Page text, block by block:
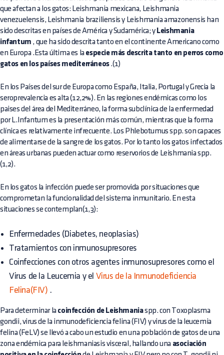
que afectan a los gatos: Leishmania mexicana, Leishmania
venezuelensis, Leishmania braziliensis y Leishmania amazonensis han
sido descritas en países de América y Sudamérica; y Leishmania
infantum , que ha sido descrita tanto en el continente Americano como
en Europa .Esta última es la especie más descrita tanto en perros como
gatos en los países mediterráneos.(1)
En los Países del sur de Europa como España, Italia, Portugal y Grecia la
seroprevalencia es alta (12,2%). En las regiones endémicas como los
paises del área del Mediterráneo, la forma subclínica de la enfermedad
por L.Infantum es la presentación más común, mientras que la forma
clínica es relativamente infrecuente. Los Phlebotumus spp. son capaces
de alimentarse de la sangre de los gatos. Por lo tanto los gatos infectados
en áreas urbanas pueden actuar como reservorios de Leishmania spp.
(1,2).
En los gatos la infección puede ser promovida por situaciones que
comprometan la funcionalidad del sistema inmunitario. En esta
situaciones se contemplan(1,3):
Enfermedades (Diabetes, neoplasias)
Tratamientos con inmunosupresores
Coinfecciones con otros agentes inmunosupresores como el
Virus de la Leucemia y el Virus de la Inmunodeficiencia
Felina(FIV) .
Para determinar la coinfección de Leishmaniaspp. con Toxoplasma
gondii, virus de la inmunodeficiencia felina (FIV) y virus de la leucemia
felina (FeLV) se llevó a cabo un estudio en una población de gatos de una
zona endémica para leishmaniasis visceral, hallando una asociación